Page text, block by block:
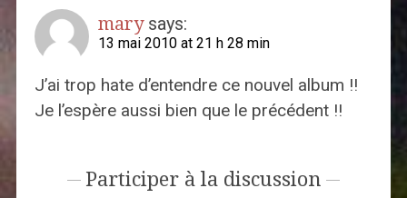
mary says:
13 mai 2010 at 21 h 28 min
J’ai trop hate d’entendre ce nouvel album !!
Je l’espère aussi bien que le précédent !!
Participer à la discussion